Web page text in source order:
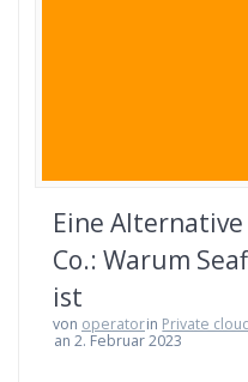
Eine
Co.: Warum
ist
von operatorin Private
an 2. Februar 2023